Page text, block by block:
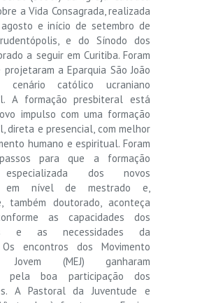
a Vida Consagrada, realizada
e início de setembro de
e do Sínodo dos
a seguir em Curitiba. Foram
a Eparquia São João
cenário católico ucraniano
A formação presbiteral está
impulso com uma formação
direta e presencial, com melhor
humano e espiritual. Foram
para que a formação
dos novos
em nível de mestrado e,
também doutorado, aconteça
as capacidades dos
e as necessidades da
encontros dos Movimento
Jovem (MEJ) ganharam
pela boa participação dos
A Pastoral da Juventude e